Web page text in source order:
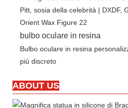
bulbo oculare in resina
Bulbo oculare in resina
più discreto
ABOUT US